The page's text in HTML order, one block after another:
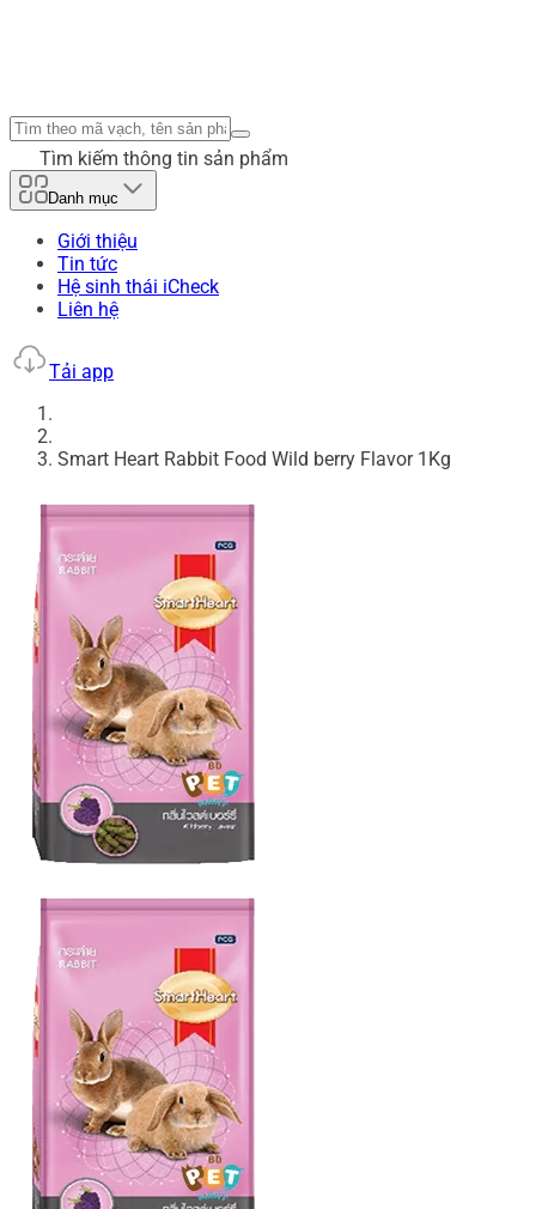
Tìm kiếm thông tin sản phẩm
Danh mục
Giới thiệu
Tin tức
Hệ sinh thái iCheck
Liên hệ
Tải app
Smart Heart Rabbit Food Wild berry Flavor 1Kg